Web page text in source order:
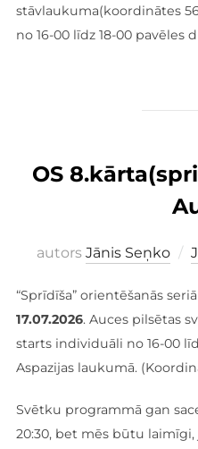
stāvlaukuma(koordinātes
no 16-00 līdz 18-00 pavēles
OS
autors Jānis Seņko
“Sprīdīša” orientēšanās
17.07.2026. Auces pilsētas
starts individuāli no 16-00
Aspazijas laukumā.
Svētku programmā gan
20:30, bet mēs būtu